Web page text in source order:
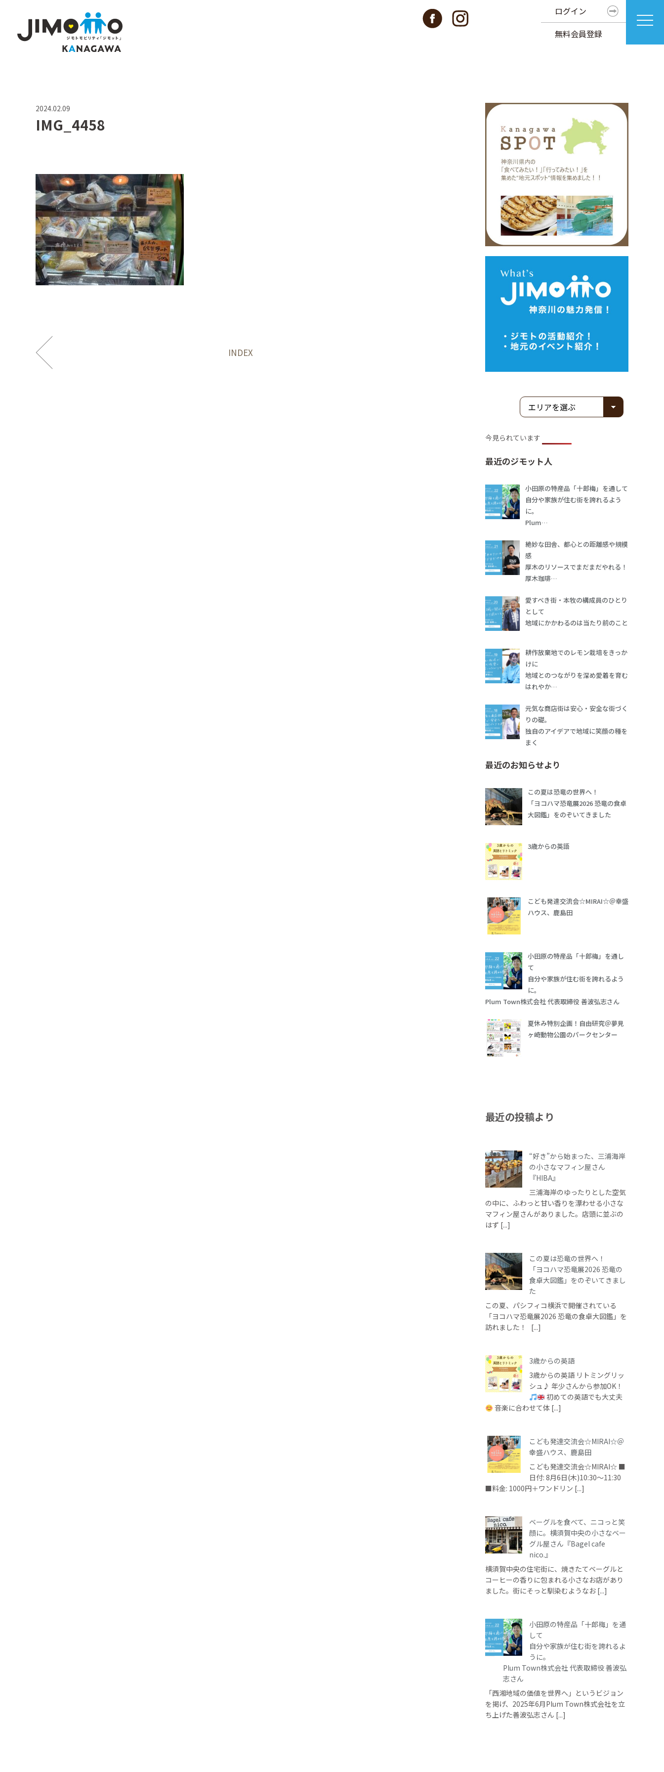
ログイン
無料会員登録
2024.02.09
IMG_4458
INDEX
今見られています
最近のジモット人
小田原の特産品「十郎梅」を通して
自分や家族が住む街を誇れるよう
に。
Plum…
絶妙な田舎、都心との距離感や規模
感
厚木のリソースでまだまだやれる！
厚木珈琲…
愛すべき街・本牧の構成員のひとり
として
地域にかかわるのは当たり前のこと
耕作放棄地でのレモン栽培をきっか
けに
地域とのつながりを深め愛着を育む
はれやか…
元気な商店街は安心・安全な街づく
りの礎。
独自のアイデアで地域に笑顔の種を
まく
最近のお知らせより
この夏は恐竜の世界へ！
「ヨコハマ恐竜展2026 恐竜の食卓
大図鑑」をのぞいてきました
3歳からの英語
こども発達交流会☆MIRAI☆＠幸盛
ハウス、鹿島田
小田原の特産品「十郎梅」を通し
て
自分や家族が住む街を誇れるよう
に。
Plum Town株式会社 代表取締役 善波弘志さん
夏休み特別企画！自由研究＠夢見
ヶ崎動物公園のパークセンター
最近の投稿より
“好き”から始まった、三浦海岸
の小さなマフィン屋さん
『HIBA』
三浦海岸のゆったりとした空気
の中に、ふわっと甘い香りを漂わせる小さな
マフィン屋さんがありました。店頭に並ぶの
はず [...]
この夏は恐竜の世界へ！
「ヨコハマ恐竜展2026 恐竜の
食卓大図鑑」をのぞいてきまし
た
この夏、パシフィコ横浜で開催されている
「ヨコハマ恐竜展2026 恐竜の食卓大図鑑」を
訪れました！ [...]
3歳からの英語
3歳からの英語 リトミングリッ
シュ♪ 年少さんから参加OK！
初めての英語でも大丈夫
音楽に合わせて体 [...]
こども発達交流会☆MIRAI☆＠
幸盛ハウス、鹿島田
こども発達交流会☆MIRAI☆ ■
日付: 8月6日(木)10:30～11:30
■料金: 1000円＋ワンドリン [...]
ベーグルを食べて、ニコっと笑
顔に。横須賀中央の小さなベー
グル屋さん『Bagel cafe
nico.』
横須賀中央の住宅街に、焼きたてベーグルと
コーヒーの香りに包まれる小さなお店があり
ました。街にそっと馴染むようなお [...]
小田原の特産品「十郎梅」を通
して
自分や家族が住む街を誇れるよ
うに。
Plum Town株式会社 代表取締役 善波弘
志さん
「西湘地域の価値を世界へ」というビジョン
を掲げ、2025年6月Plum Town株式会社を立
ち上げた善波弘志さん [...]